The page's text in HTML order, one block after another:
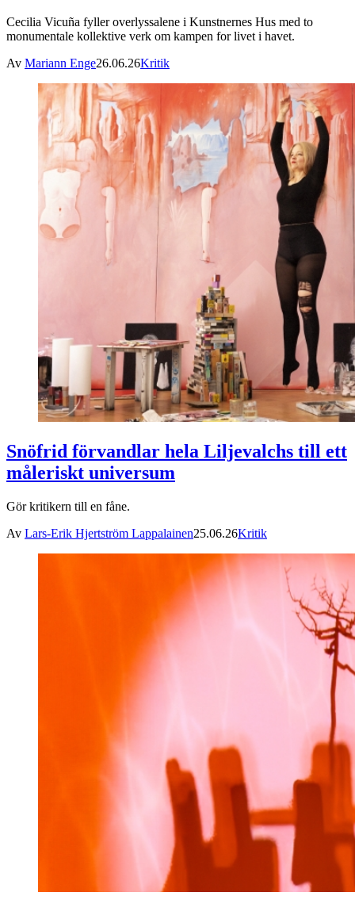
Cecilia Vicuña fyller overlyssalene i Kunstnernes Hus med to
monumentale kollektive verk om kampen for livet i havet.
Av Mariann Enge26.06.26Kritik
Snöfrid förvandlar hela Liljevalchs till ett
måleriskt universum
Gör kritikern till en fåne.
Av Lars-Erik Hjertström Lappalainen25.06.26Kritik